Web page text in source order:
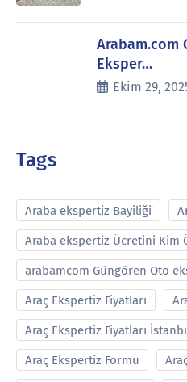
Arabam.com
Eksper…
Ekim 29,
Tags
Araba ekspertiz Bayiliği
Araba ekspertiz Ücretini Kim
arabamcom Güngören Oto
Araç Ekspertiz Fiyatları
Araç Ekspertiz Fiyatları
Araç Ekspertiz Formu